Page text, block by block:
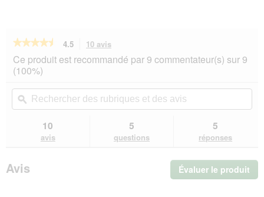
★★★★★
★★★★★
sur
5
les
avis
REAL
NATURE
4.5 10 avis
action
vous
vers
les
avis.
Ce produit est recommandé par 9 commentateur(s) sur 9
(100%)
Rechercher
des
rubriques
ϙ
10
avis
5
questions
5
réponses
Avis Évaluer le produit